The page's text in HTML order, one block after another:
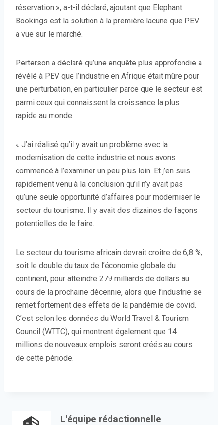
réservation », a-t-il déclaré, ajoutant que Elephant
Bookings est la solution à la première lacune que PEV
a vue sur le marché.
Perterson a déclaré qu’une enquête plus approfondie a
révélé à PEV que l’industrie en Afrique était mûre pour
une perturbation, en particulier parce que le secteur est
parmi ceux qui connaissent la croissance la plus
rapide au monde.
« J’ai réalisé qu’il y avait un problème avec la
modernisation de cette industrie et nous avons
commencé à l’examiner un peu plus loin. Et j’en suis
rapidement venu à la conclusion qu’il n’y avait pas
qu’une seule opportunité d’affaires pour moderniser le
secteur du tourisme. Il y avait des dizaines de façons
potentielles de le faire.
Le secteur du tourisme africain devrait croître de 6,8 %,
soit le double du taux de l’économie globale du
continent, pour atteindre 279 milliards de dollars au
cours de la prochaine décennie, alors que l’industrie se
remet fortement des effets de la pandémie de covid.
C’est selon les données du World Travel & Tourism
Council (WTTC), qui montrent également que 14
millions de nouveaux emplois seront créés au cours
de cette période.
L'équipe rédactionnelle